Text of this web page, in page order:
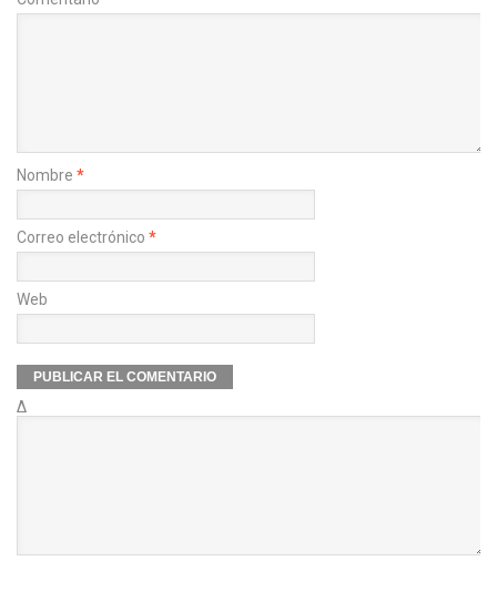
Nombre *
Correo electrónico *
Web
Δ